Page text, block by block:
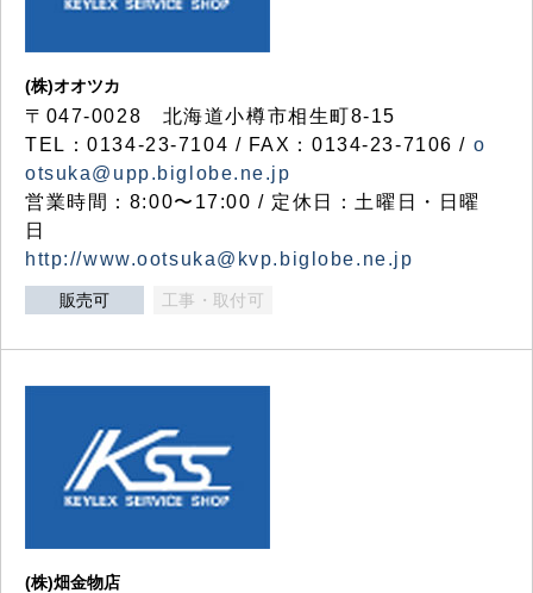
(株)オオツカ
〒047-0028 北海道小樽市相生町8-15
TEL：0134-23-7104 / FAX：0134-23-7106 / o
otsuka@upp.biglobe.ne.jp
営業時間：8:00〜17:00 / 定休日：土曜日・日曜
日
http://www.ootsuka@kvp.biglobe.ne.jp
販売可 工事・取付可
(株)畑金物店